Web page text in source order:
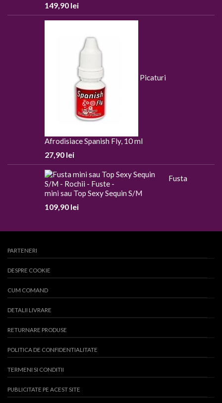
149,90 lei
Picaturi
Afrodisiace Spanish Fly, 10 ml
27,90 lei
Fusta
mini sau Top Sexy Sequin S/M
109,90 lei
PARTENERI
DESPRE COOKIE
CUM COMAND
DETALII LIVRARE
RETURNARE PRODUSE
POLITICA DE CONFIDENTIALITATE
TERMENI SI CONDITII
PUBLICITATE PE ACEST SITE